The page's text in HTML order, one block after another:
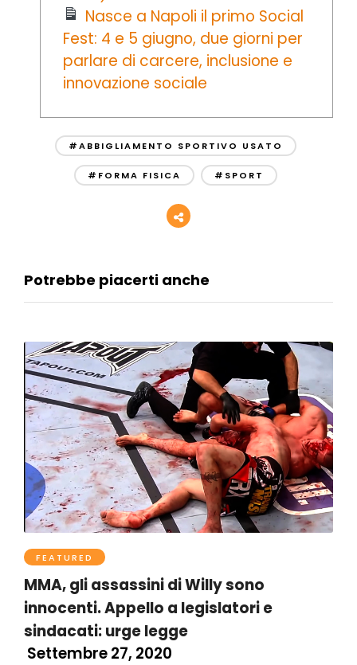
Nasce a Napoli il primo Social
Fest: 4 e 5 giugno, due giorni per
parlare di carcere, inclusione e
innovazione sociale
#ABBIGLIAMENTO SPORTIVO USATO
#FORMA FISICA #SPORT
Potrebbe piacerti anche
FEATURED
MMA, gli assassini di Willy sono
innocenti. Appello a legislatori e
sindacati: urge legge
Settembre 27, 2020